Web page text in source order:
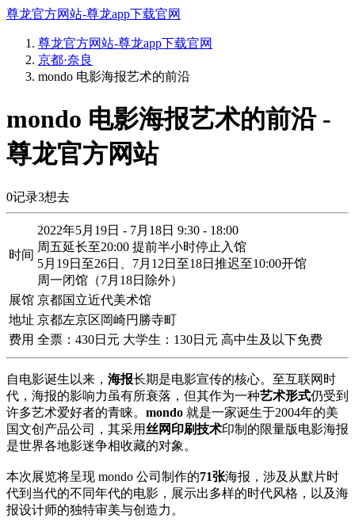
尊龙官方网站-尊龙app下载官网
尊龙官方网站-尊龙app下载官网
京都·奈良
mondo 电影海报艺术的前沿
mondo 电影海报艺术的前沿 -
尊龙官方网站
0记录3想去
时间
2022年5月19日 - 7月18日 9:30 - 18:00
周五延长至20:00 提前半小时停止入馆
5月19日至26日、7月12日至18日推迟至10:00开馆
周一闭馆（7月18日除外）
展馆 京都国立近代美术馆
地址 京都左京区岡崎円勝寺町
费用 全票：430日元 大学生：130日元 高中生及以下免费
自电影诞生以来， 海报长期是电影宣传的核心。至互联网时
代，海报的影响力虽有所衰落，但其作为一种艺术形式仍受到
许多艺术爱好者的青睐。 mondo 就是一家诞生于2004年的美
国文创产品公司，其采用丝网印刷技术印制的限量版电影海报
是世界各地影迷争相收藏的对象。
本次展览将呈现 mondo 公司制作的71张海报，涉及从默片时
代到当代的不同年代的电影，展示出多样的时代风格，以及海
报设计师的独特审美与创造力。